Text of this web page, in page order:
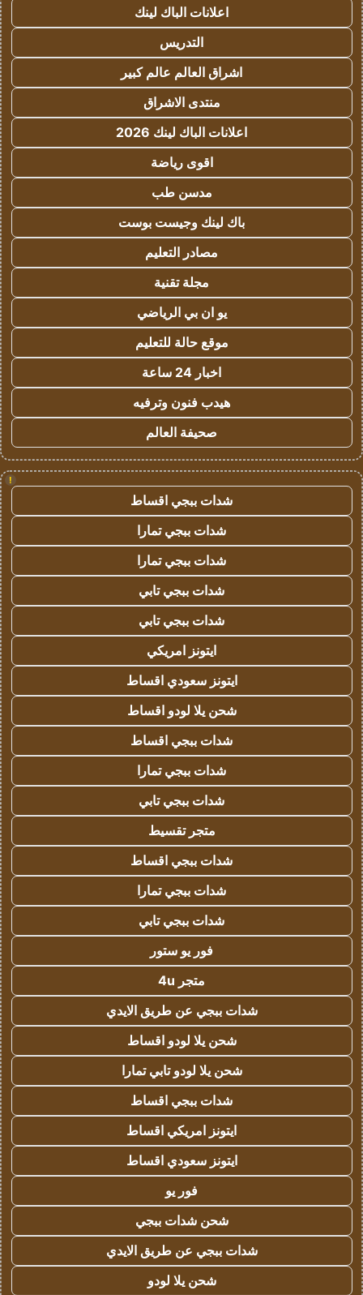
اعلانات الباك لينك
التدريس
اشراق العالم عالم كبير
منتدى الاشراق
اعلانات الباك لينك 2026
اقوى رياضة
مدسن طب
باك لينك وجيست بوست
مصادر التعليم
مجلة تقنية
يو ان بي الرياضي
موقع حالة للتعليم
اخبار 24 ساعة
هيدب فنون وترفيه
صحيفة العالم
!
شدات ببجي اقساط
شدات ببجي تمارا
شدات ببجي تمارا
شدات ببجي تابي
شدات ببجي تابي
ايتونز امريكي
ايتونز سعودي اقساط
شحن يلا لودو اقساط
شدات ببجي اقساط
شدات ببجي تمارا
شدات ببجي تابي
متجر تقسيط
شدات ببجي اقساط
شدات ببجي تمارا
شدات ببجي تابي
فور يو ستور
متجر 4u
شدات ببجي عن طريق الايدي
شحن يلا لودو اقساط
شحن يلا لودو تابي تمارا
شدات ببجي اقساط
ايتونز امريكي اقساط
ايتونز سعودي اقساط
فور يو
شحن شدات ببجي
شدات ببجي عن طريق الايدي
شحن يلا لودو